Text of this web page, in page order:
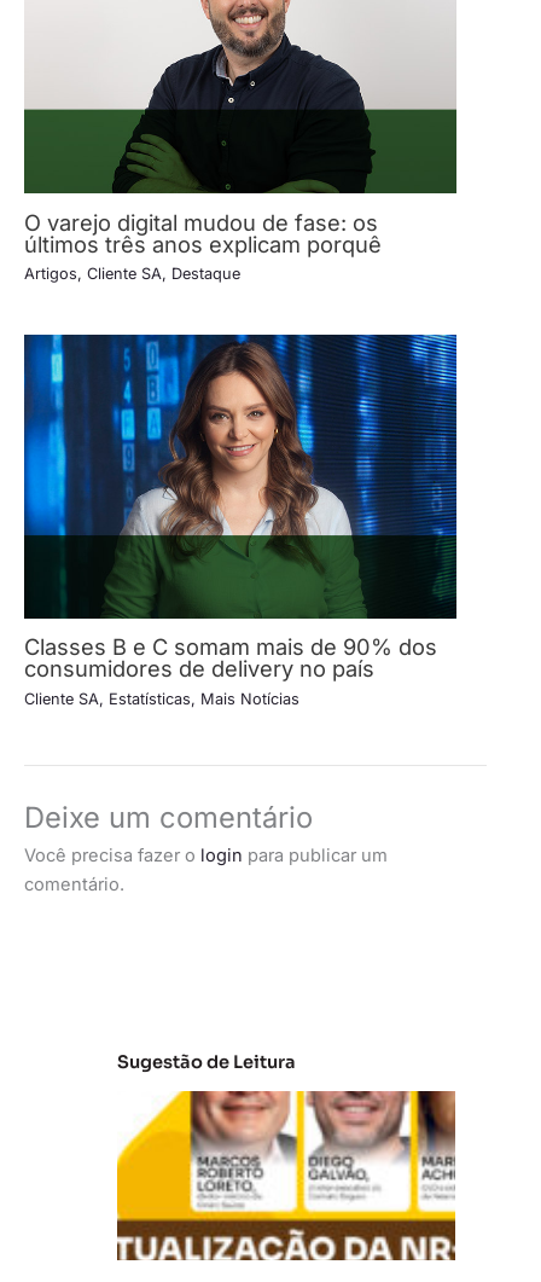
O varejo digital mudou de fase: os
últimos três anos explicam porquê
Artigos, Cliente SA, Destaque
Classes B e C somam mais de 90% dos
consumidores de delivery no país
Cliente SA, Estatísticas, Mais Notícias
Deixe um comentário
Você precisa fazer o login para publicar um
comentário.
Sugestão de Leitura